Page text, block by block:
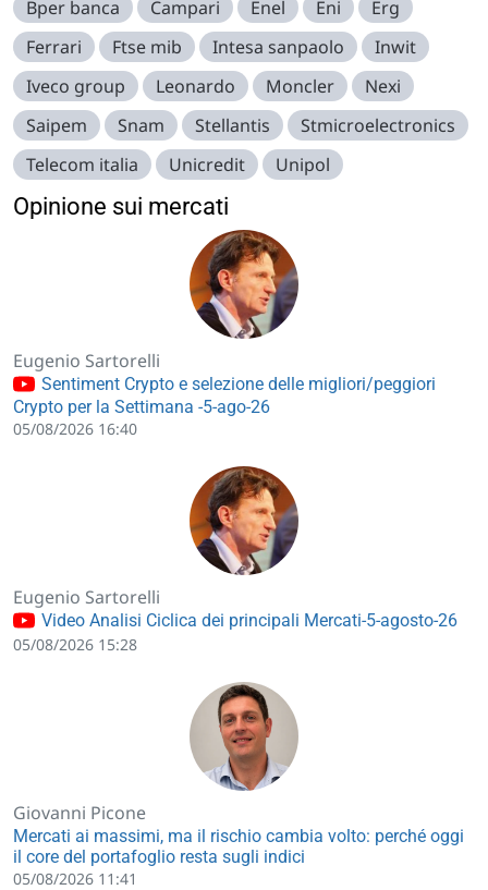
Bper banca Campari Enel Eni
Erg
Ferrari
Ftse mib Intesa sanpaolo
Inwit
Iveco group
Leonardo Moncler
Nexi
Saipem
Snam Stellantis
Stmicroelectronics
Telecom italia
Unicredit Unipol
Opinione sui mercati
Eugenio Sartorelli
Sentiment Crypto e selezione delle migliori/peggiori
Crypto per la Settimana -5-ago-26
05/08/2026 16:40
Eugenio Sartorelli
Video Analisi Ciclica dei principali Mercati-5-agosto-26
05/08/2026 15:28
Giovanni Picone
Mercati ai massimi, ma il rischio cambia volto: perché oggi
il core del portafoglio resta sugli indici
05/08/2026 11:41